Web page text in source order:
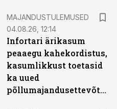
MAJANDUSTULEMUSED
04.08.26, 12:14
Infortari ärikasum
peaaegu kahekordistus,
kasumlikkust toetasid
ka uued
põllumajandusettevõtted